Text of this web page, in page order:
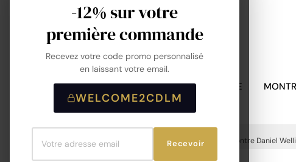
-12% sur votre
première commande
Recevez votre code promo personnalisé
en laissant votre email.
WELCOME2CDLM
Recevoir
MONTRES HOMME
Accueil Montres Montres Femme Montre Daniel